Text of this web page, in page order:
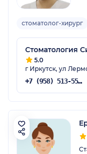
стоматолог-хирург
Стоматология
5.0
г Иркутск, ул
+7 (958) 513-55-53